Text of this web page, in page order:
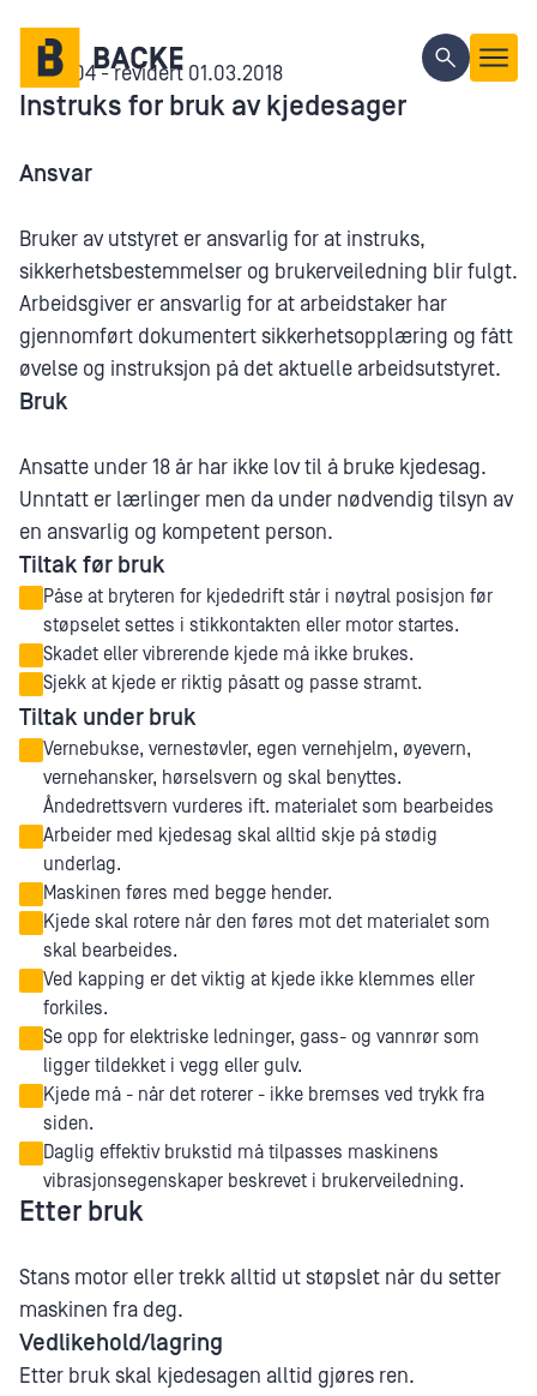
Gå til hovedinnhold
B01.6.04 - revidert 01.03.2018
Instruks for bruk av kjedesager
Ansvar
Bruker av utstyret er ansvarlig for at instruks,
sikkerhetsbestemmelser og brukerveiledning blir fulgt.
Arbeidsgiver er ansvarlig for at arbeidstaker har
gjennomført dokumentert sikkerhetsopplæring og fått
øvelse og instruksjon på det aktuelle arbeidsutstyret.
Bruk
Ansatte under 18 år har ikke lov til å bruke kjedesag.
Unntatt er lærlinger men da under nødvendig tilsyn av
en ansvarlig og kompetent person.
Tiltak før bruk
Påse at bryteren for kjededrift står i nøytral posisjon før
støpselet settes i stikkontakten eller motor startes.
Skadet eller vibrerende kjede må ikke brukes.
Sjekk at kjede er riktig påsatt og passe stramt.
Tiltak under bruk
Vernebukse, vernestøvler, egen vernehjelm, øyevern,
vernehansker, hørselsvern og skal benyttes.
Åndedrettsvern vurderes ift. materialet som bearbeides
Arbeider med kjedesag skal alltid skje på stødig
underlag.
Maskinen føres med begge hender.
Kjede skal rotere når den føres mot det materialet som
skal bearbeides.
Ved kapping er det viktig at kjede ikke klemmes eller
forkiles.
Se opp for elektriske ledninger, gass- og vannrør som
ligger tildekket i vegg eller gulv.
Kjede må - når det roterer - ikke bremses ved trykk fra
siden.
Daglig effektiv brukstid må tilpasses maskinens
vibrasjonsegenskaper beskrevet i brukerveiledning.
Etter bruk
Stans motor eller trekk alltid ut støpslet når du setter
maskinen fra deg.
Vedlikehold/lagring
Etter bruk skal kjedesagen alltid gjøres ren.